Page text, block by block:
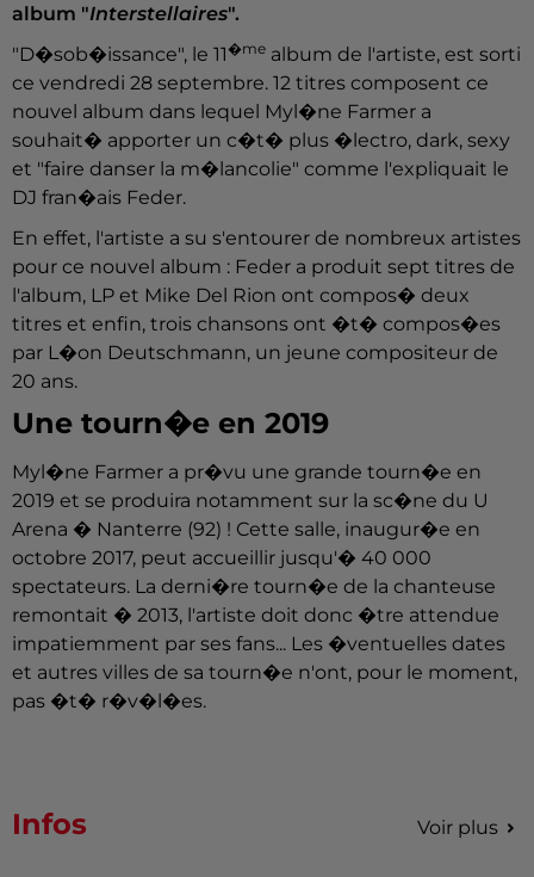
album "Interstellaires".
"D�sob�issance", le 11�me album de l'artiste, est sorti
ce vendredi 28 septembre. 12 titres composent ce
nouvel album dans lequel Myl�ne Farmer a
souhait� apporter un c�t� plus �lectro, dark, sexy
et "faire danser la m�lancolie" comme l'expliquait le
DJ fran�ais Feder.
En effet, l'artiste a su s'entourer de nombreux artistes
pour ce nouvel album : Feder a produit sept titres de
l'album, LP et Mike Del Rion ont compos� deux
titres et enfin, trois chansons ont �t� compos�es
par L�on Deutschmann, un jeune compositeur de
20 ans.
Une tourn�e en 2019
Myl�ne Farmer a pr�vu une grande tourn�e en
2019 et se produira notamment sur la sc�ne du U
Arena � Nanterre (92) ! Cette salle, inaugur�e en
octobre 2017, peut accueillir jusqu'� 40 000
spectateurs. La derni�re tourn�e de la chanteuse
remontait � 2013, l'artiste doit donc �tre attendue
impatiemment par ses fans... Les �ventuelles dates
et autres villes de sa tourn�e n'ont, pour le moment,
pas �t� r�v�l�es.
Infos Voir plus